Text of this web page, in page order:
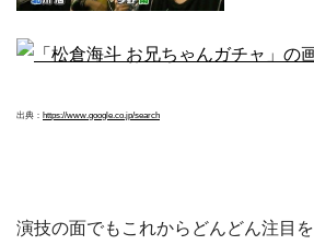
出典： https://www.google.co.jp/search
演技の面でもこれからどんどん注目を